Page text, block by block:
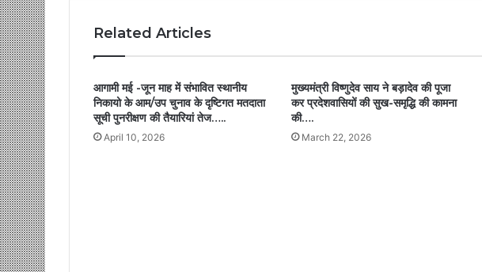
Related Articles
आगामी मई -जून माह में संभावित स्थानीय
निकायो के आम/उप चुनाव के दृष्टिगत मतदाता
सूची पुनरीक्षण की तैयारियां तेज…..
April 10, 2026
मुख्यमंत्री विष्णुदेव साय ने बड़ादेव की पूजा
कर प्रदेशवासियों की सुख-समृद्धि की कामना
की….
March 22, 2026